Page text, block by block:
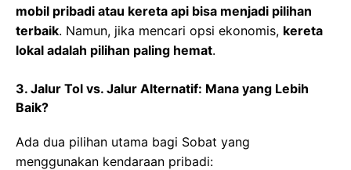
mobil pribadi atau kereta api bisa menjadi pilihan
terbaik. Namun, jika mencari opsi ekonomis, kereta
lokal adalah pilihan paling hemat.
3. Jalur Tol vs. Jalur Alternatif: Mana yang Lebih
Baik?
Ada dua pilihan utama bagi Sobat yang
menggunakan kendaraan pribadi: